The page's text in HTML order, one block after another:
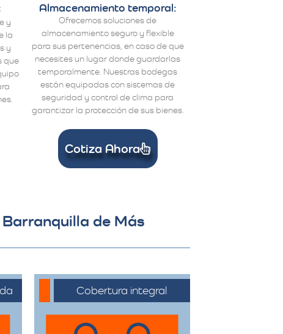
y
la
y
que
Almacenamiento temporal:
Ofrecemos soluciones de
almacenamiento seguro y flexible
para sus pertenencias, en caso de que
necesites un lugar donde guardarlas
temporalmente. Nuestras bodegas
están equipadas con sistemas de
seguridad y control de clima para
garantizar la protección de sus bienes.
Cotiza Ahora
de Más
Cobertura integral
Ofrecemos servicios